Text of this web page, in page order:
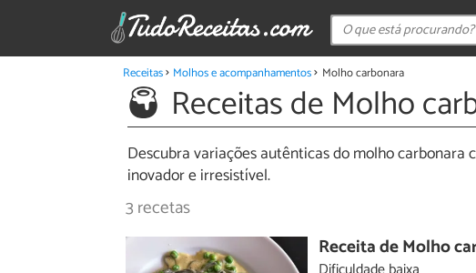
Receitas Molhos e acompanhamentos Molho carbonara
Receitas de Molho
Descubra variações autênticas do molho
inovador e irresistível.
3 recetas
Receita de Molho